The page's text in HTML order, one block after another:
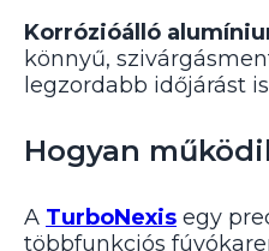
Korrózióálló
könnyű,
legzordabb időjárást
Hogyan
A TurboNexis egy
többfunkciós